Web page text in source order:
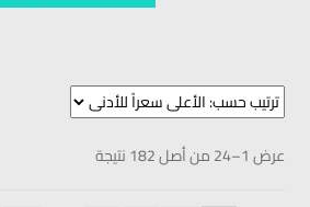
عرض 1–24 من أصل 182 نتيجة